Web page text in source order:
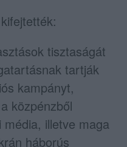
tisztaságát
tartják
kampányt,
közpénzből
illetve maga
háborús